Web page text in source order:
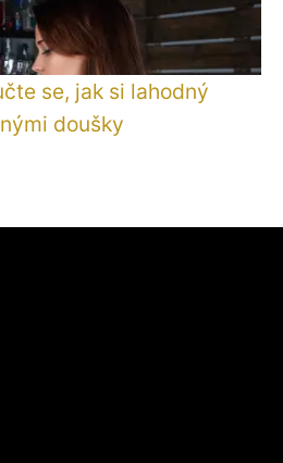
se, jak si lahodný
doušky